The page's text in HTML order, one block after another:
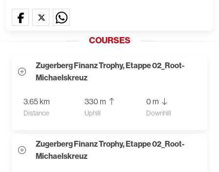
COURSES
Zugerberg Finanz Trophy, Etappe 02_Root-
Michaelskreuz
3.65 km
Distance
330 m
Uphill
0 m
Downhill
Zugerberg Finanz Trophy, Etappe 02_Root-
Michaelskreuz